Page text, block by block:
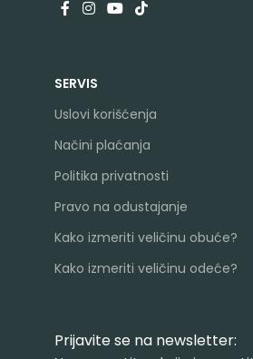
SERVIS
Uslovi korišćenja
Načini plaćanja
Politika privatnosti
Pravo na odustajanje
Kako izmeriti veličinu obuće?
Kako izmeriti veličinu odeće?
Prijavite se na newsletter: